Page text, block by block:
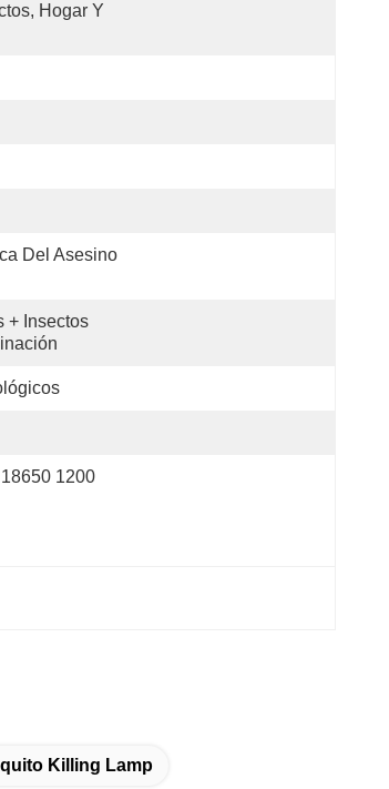
Hogar Y
Del Asesino
+ Insectos
1200
Killing Lamp